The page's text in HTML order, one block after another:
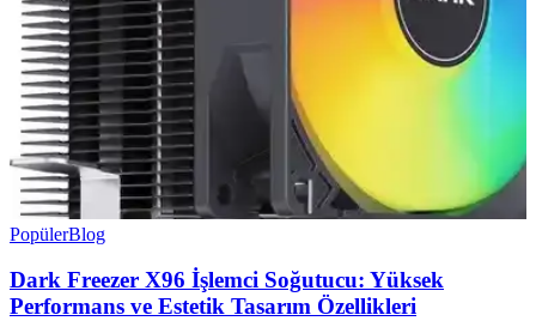
PopülerBlog
Dark Freezer X96 İşlemci Soğutucu: Yüksek
Performans ve Estetik Tasarım Özellikleri